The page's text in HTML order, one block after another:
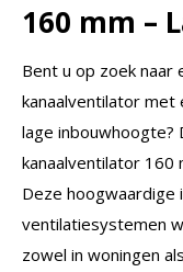
160 mm –
Bent u op zoek naar
kanaalventilator met
lage inbouwhoogte?
kanaalventilator 160
Deze hoogwaardige
ventilatiesystemen
zowel in woningen